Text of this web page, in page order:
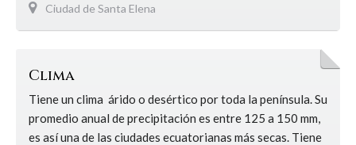
Ciudad de Santa Elena
Clima
Tiene un clima árido o desértico por toda la península. Su
promedio anual de precipitación es entre 125 a 150 mm,
es así una de las ciudades ecuatorianas más secas. Tiene